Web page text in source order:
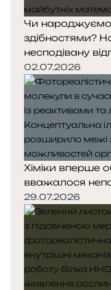
Чи
здібностями?
несподівану
02.07.2026
Хіміки вперше
вважалося
29.07.2026